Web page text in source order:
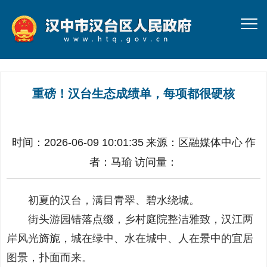
重磅！汉台生态成绩单，每项都很硬核
时间：2026-06-09 10:01:35 来源： 区融媒体中心 作
者： 马瑜 访问量：
初夏的汉台，满目青翠、碧水绕城。
街头游园错落点缀，乡村庭院整洁雅致，汉江两
岸风光旖旎，城在绿中、水在城中、人在景中的宜居
图景，扑面而来。